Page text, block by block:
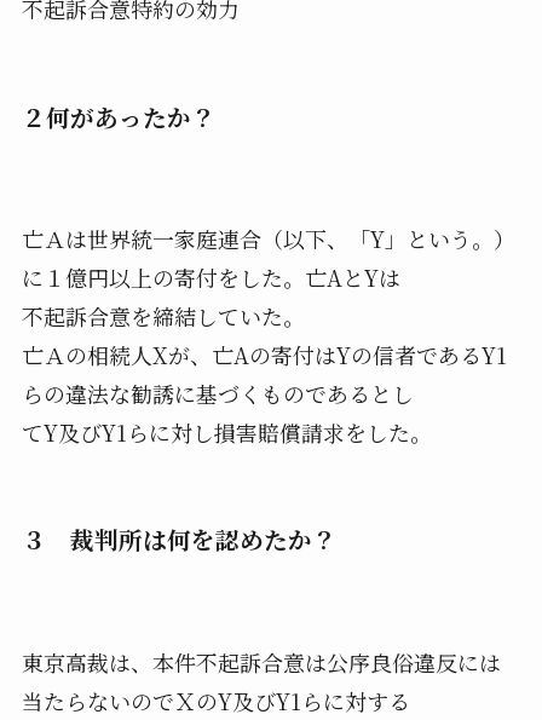
不起訴合意特約の効力
２何があったか？
亡Ａは世界統一家庭連合（以下、「Y」という。）
に１億円以上の寄付をした。亡AとYは
不起訴合意を締結していた。
亡Ａの相続人Xが、亡Aの寄付はYの信者であるY1
らの違法な勧誘に基づくものであるとし
てY及びY1らに対し損害賠償請求をした。
３ 裁判所は何を認めたか？
東京高裁は、本件不起訴合意は公序良俗違反には
当たらないのでＸのY及びY1らに対する